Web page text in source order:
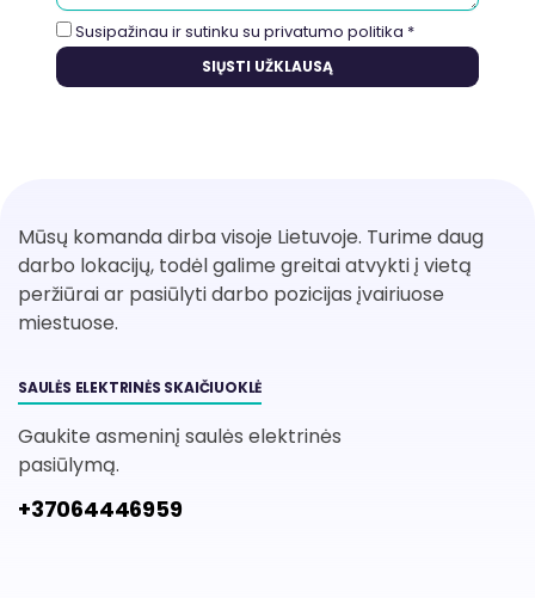
Susipažinau ir sutinku su privatumo politika *
Mūsų komanda dirba visoje Lietuvoje. Turime daug
darbo lokacijų, todėl galime greitai atvykti į vietą
peržiūrai ar pasiūlyti darbo pozicijas įvairiuose
miestuose.
SAULĖS ELEKTRINĖS SKAIČIUOKLĖ
Gaukite asmeninį saulės elektrinės
pasiūlymą.
+37064446959